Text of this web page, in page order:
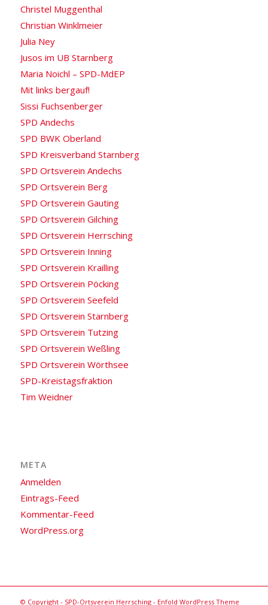
Christel Muggenthal
Christian Winklmeier
Julia Ney
Jusos im UB Starnberg
Maria Noichl – SPD-MdEP
Mit links bergauf!
Sissi Fuchsenberger
SPD Andechs
SPD BWK Oberland
SPD Kreisverband Starnberg
SPD Ortsverein Andechs
SPD Ortsverein Berg
SPD Ortsverein Gauting
SPD Ortsverein Gilching
SPD Ortsverein Herrsching
SPD Ortsverein Inning
SPD Ortsverein Krailling
SPD Ortsverein Pöcking
SPD Ortsverein Seefeld
SPD Ortsverein Starnberg
SPD Ortsverein Tutzing
SPD Ortsverein Weßling
SPD Ortsverein Wörthsee
SPD-Kreistagsfraktion
Tim Weidner
META
Anmelden
Eintrags-Feed
Kommentar-Feed
WordPress.org
© Copyright - SPD-Ortsverein Herrsching- Enfold WordPress Theme